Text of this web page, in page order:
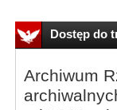
Dostęp do
Archiwum